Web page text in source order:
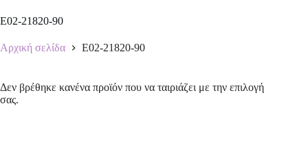
E02-21820-90
Αρχική σελίδα E02-21820-90
Δεν βρέθηκε κανένα προϊόν που να ταιριάζει με την επιλογή
σας.